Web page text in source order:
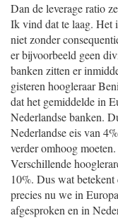
Dan de leverage ratio
Ik vind dat te laag. Het
niet zonder
er bijvoorbeeld geen
banken zitten er
gisteren hoogleraar
dat het gemiddelde in
Nederlandse banken.
Nederlandse eis van
verder omhoog
Verschillende
10%. Dus wat
precies nu we in
afgesproken en in